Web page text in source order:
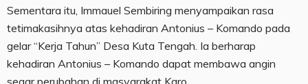
Sementara itu, Immauel Sembiring menyampaikan rasa
tetimakasihnya atas kehadiran Antonius – Komando pada
gelar “Kerja Tahun” Desa Kuta Tengah. Ia berharap
kehadiran Antonius – Komando dapat membawa angin